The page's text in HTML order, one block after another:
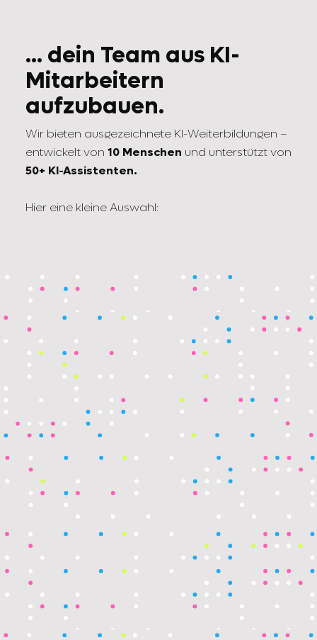
... dein Team aus KI-
Mitarbeitern
aufzubauen.
Wir bieten ausgezeichnete KI-Weiterbildungen –
entwickelt von 10 Menschen und unterstützt von
50+ KI-Assistenten.
Hier eine kleine Auswahl:
KI-Content Marketer
KI-Customer
Support
KI-Salesmanager